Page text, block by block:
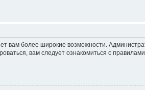
вам более широкие возможности.
вам следует ознакомиться с правилами